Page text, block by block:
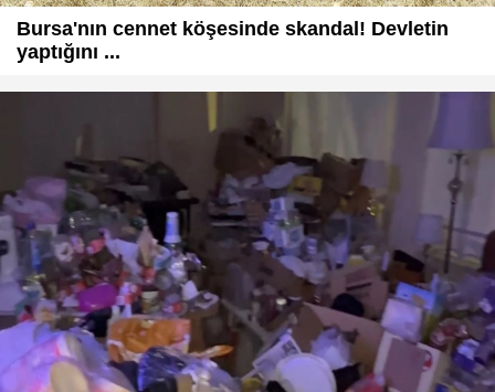
Bursa'nın cennet köşesinde skandal! Devletin
yaptığını ...